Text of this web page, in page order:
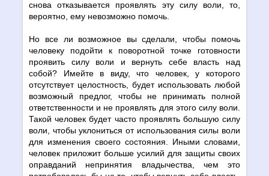
снова отказывается проявлять эту силу воли, то,
вероятно, ему невозможно помочь.
Но все ли возможное вы сделали, чтобы помочь
человеку подойти к поворотной точке готовности
проявить силу воли и вернуть себе власть над
собой? Имейте в виду, что человек, у которого
отсутствует целостность, будет использовать любой
возможный предлог, чтобы не принимать полной
ответственности и не проявлять для этого силу воли.
Такой человек будет часто проявлять большую силу
воли, чтобы уклониться от использования силы воли
для изменения своего состояния. Иными словами,
человек приложит больше усилий для защиты своих
оправданий непринятия владычества, чем это